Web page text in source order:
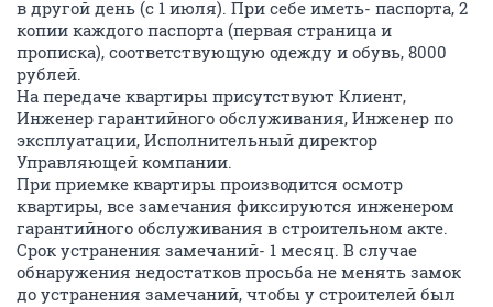
в другой день (с 1 июля). При себе иметь- паспорта, 2
копии каждого паспорта (первая страница и
прописка), соответствующую одежду и обувь, 8000
рублей.
На передаче квартиры присутствуют Клиент,
Инженер гарантийного обслуживания, Инженер по
эксплуатации, Исполнительный директор
Управляющей компании.
При приемке квартиры производится осмотр
квартиры, все замечания фиксируются инженером
гарантийного обслуживания в строительном акте.
Срок устранения замечаний- 1 месяц. В случае
обнаружения недостатков просьба не менять замок
до устранения замечаний, чтобы у строителей был